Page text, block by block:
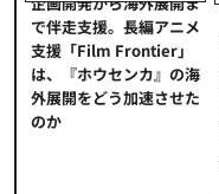
で伴走支援。長編アニメ
支援「Film Frontier」
は、『ホウセンカ』の海
外展開をどう加速させた
のか